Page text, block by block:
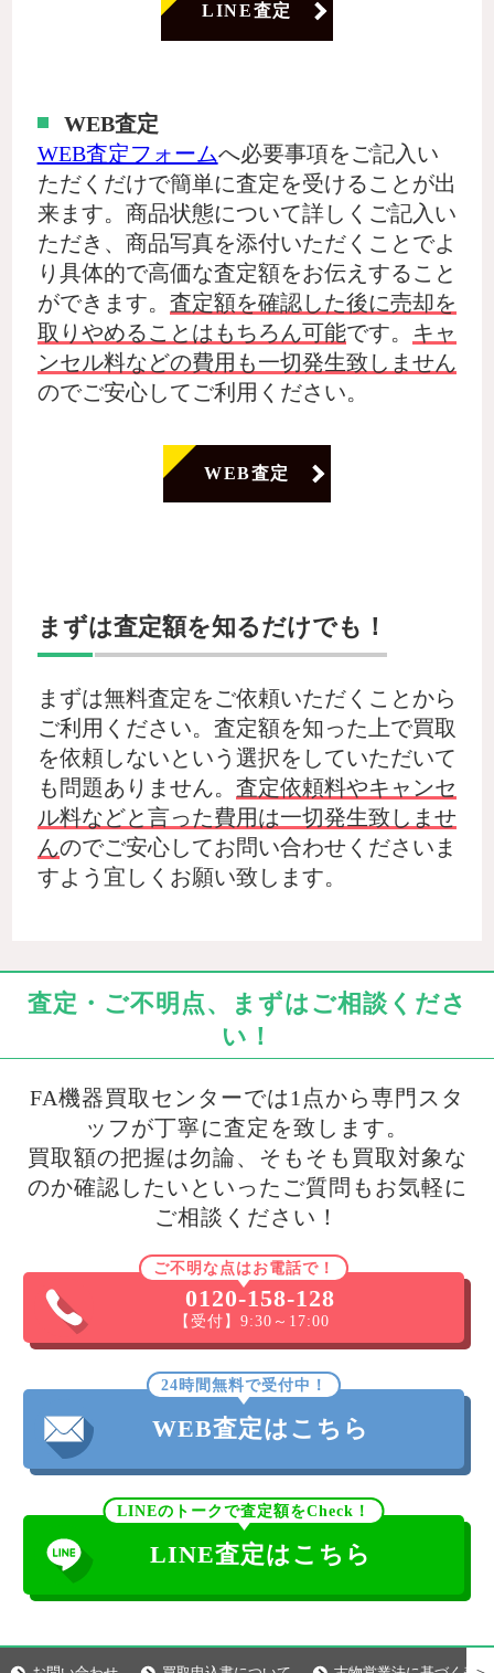
LINE査定
WEB査定
WEB査定フォームへ必要事項をご記入い
ただくだけで簡単に査定を受けることが出
来ます。商品状態について詳しくご記入い
ただき、商品写真を添付いただくことでよ
り具体的で高価な査定額をお伝えすること
ができます。 査定額を確認した後に売却を
取りやめることはもちろん可能です。
キャ
ンセル料などの費用も一切発生致しません
のでご安心してご利用ください。
WEB査定
まずは査定額を知るだけでも！
まずは無料査定をご依頼いただくことから
ご利用ください。査定額を知った上で買取
を依頼しないという選択をしていただいて
も問題ありません。 査定依頼料やキャンセ
ル料などと言った費用は一切発生致しませ
んのでご安心してお問い合わせくださいま
すよう宜しくお願い致します。
査定・ご不明点、まずはご相談くださ
い！
FA機器買取センターでは1点から専門スタ
ッフが丁寧に査定を致します。
買取額の把握は勿論、そもそも買取対象な
のか確認したいといったご質問もお気軽に
ご相談ください！
ご不明な点はお電話で！
0120-158-128
【受付】9:30～17:00
24時間無料で受付中！
WEB査定はこちら
LINEのトークで査定額をCheck！
LINE査定はこちら